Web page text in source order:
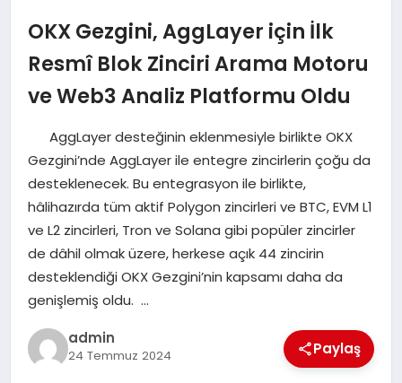
MAGAZIN
SAĞLIK
SIYASET
SPOR
TEKNOLOJI
YAŞAM
OKX Gezgini, AggLayer için İlk
Resmî Blok Zinciri Arama Motoru
ve Web3 Analiz Platformu Oldu
AggLayer desteğinin eklenmesiyle birlikte OKX
Gezgini’nde AggLayer ile entegre zincirlerin çoğu da
desteklenecek. Bu entegrasyon ile birlikte,
hâlihazırda tüm aktif Polygon zincirleri ve BTC, EVM L1
ve L2 zincirleri, Tron ve Solana gibi popüler zincirler
de dâhil olmak üzere, herkese açık 44 zincirin
desteklendiği OKX Gezgini’nin kapsamı daha da
genişlemiş oldu. …
admin
24 Temmuz 2024 Paylaş